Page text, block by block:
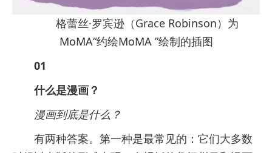
格蕾丝·罗宾逊（Grace Robinson）为
MoMA“约绘MoMA ”绘制的插图
01
什么是漫画？
漫画到底是什么？
有两种答案。第一种是最常见的：它们大多数